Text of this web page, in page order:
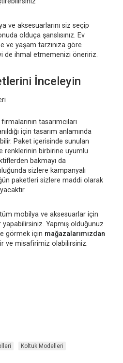
ve aksesuarlarını siz seçip
olduça şanslısınız. Ev
ve yaşam tarzınıza göre
de ihmal etmemenizi öneririz.
İnceleyin
tasarımcıları
için tasarım anlamında
Paket içerisinde sunulan
renklerinin birbirine uyumlu
bakmayı da
sizlere kampanyalı
paketleri sizlere maddi olarak
mobilya ve aksesuarlar için
Yapmış olduğunuz
görmek için mağazalarımızdan
ve misafirimiz olabilirsiniz.
Koltuk Modelleri